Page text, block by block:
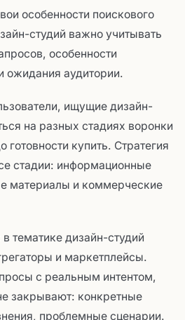
особенности поискового
студий важно учитывать
особенности
ожидания аудитории.
ищущие дизайн-
на разных стадиях воронки
купить. Стратегия
стадии: информационные
материалы и коммерческие
в тематике дизайн-студий
и маркетплейсы.
с реальным интентом,
закрывают: конкретные
проблемные сценарии.